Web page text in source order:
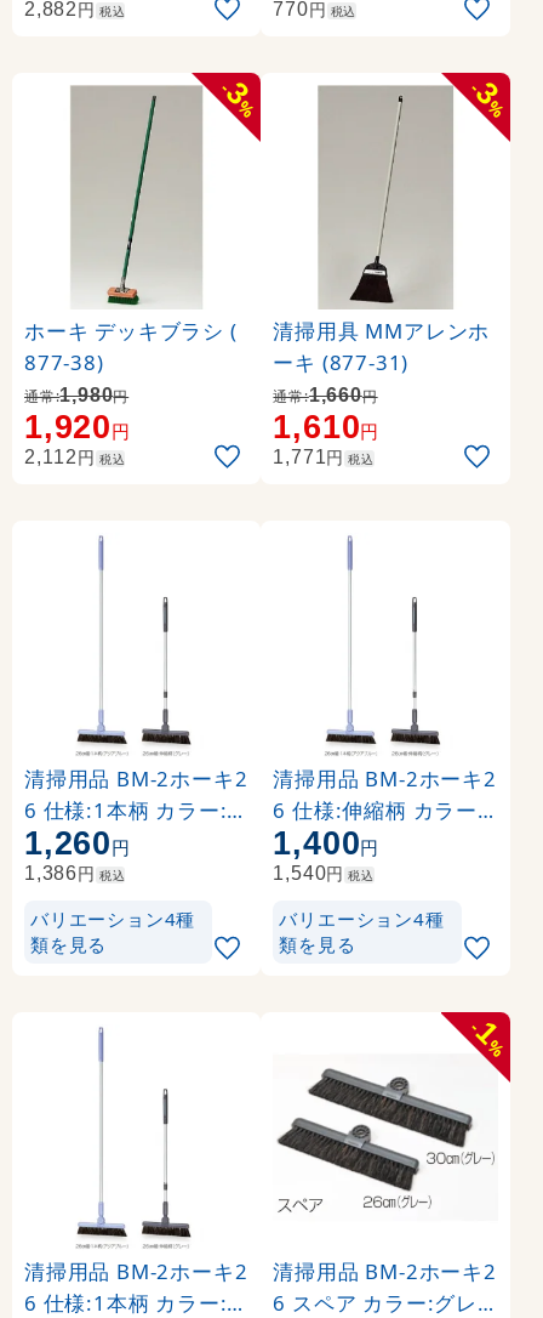
2,882円 税込 770円 税込
-
3
%
ホーキ デッキブラシ (
877-38)
通常:1,980円
1,920円
2,112円 税込
-
3
%
清掃用具 MMアレンホ
ーキ (877-31)
通常:1,660円
1,610円
1,771円 税込
清掃用品 BM-2ホーキ2
6 仕様:1本柄 カラー:ア
クアブルー (CL-465-2
10-5)
1,260円
1,386円 税込
バリエーション4種
類を見る
清掃用品 BM-2ホーキ2
6 仕様:伸縮柄 カラー:
アクアブルー (CL-465-
220-5)
1,400円
1,540円 税込
バリエーション4種
類を見る
清掃用品 BM-2ホーキ2
6 仕様:1本柄 カラー:グ
-
1
%
清掃用品 BM-2ホーキ2
6 スペア カラー:グレ